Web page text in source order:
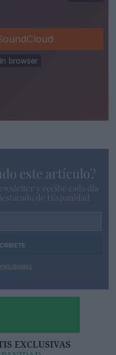
este artículo?
y recibe cada dia
de Hispanidad
legales